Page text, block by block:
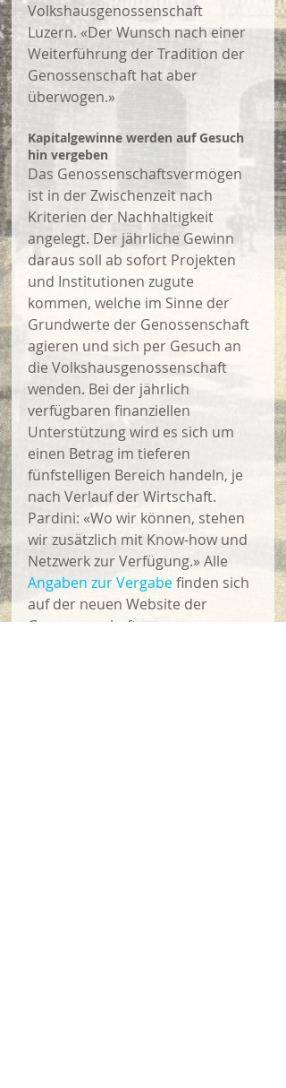
Volkshausgenossenschaft
Luzern. «Der Wunsch nach einer
Weiterführung der Tradition der
Genossenschaft hat aber
überwogen.»
Kapitalgewinne werden auf Gesuch
hin vergeben
Das Genossenschaftsvermögen
ist in der Zwischenzeit nach
Kriterien der Nachhaltigkeit
angelegt. Der jährliche Gewinn
daraus soll ab sofort Projekten
und Institutionen zugute
kommen, welche im Sinne der
Grundwerte der Genossenschaft
agieren und sich per Gesuch an
die Volkshausgenossenschaft
wenden. Bei der jährlich
verfügbaren finanziellen
Unterstützung wird es sich um
einen Betrag im tieferen
fünfstelligen Bereich handeln, je
nach Verlauf der Wirtschaft.
Pardini: «Wo wir können, stehen
wir zusätzlich mit Know-how und
Netzwerk zur Verfügung.» Alle
Angaben zur Vergabe finden sich
auf der neuen Website der
Genossenschaft.